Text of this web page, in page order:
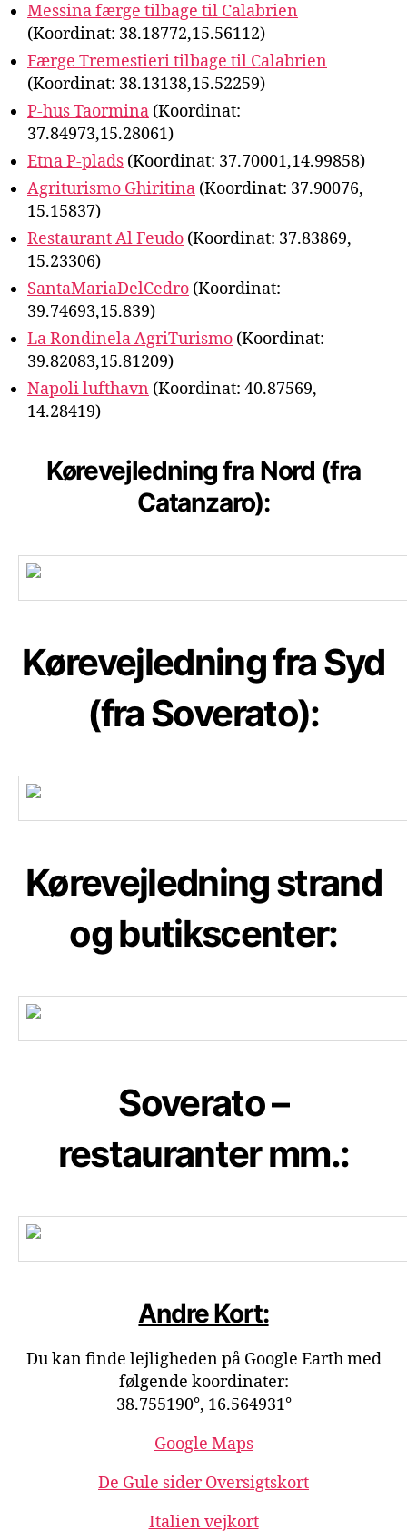
Messina færge tilbage til Calabrien
(Koordinat: 38.18772,15.56112)
Færge Tremestieri tilbage til Calabrien
(Koordinat: 38.13138,15.52259)
P-hus Taormina (Koordinat:
37.84973,15.28061)
Etna P-plads (Koordinat: 37.70001,14.99858)
Agriturismo Ghiritina (Koordinat: 37.90076,
15.15837)
Restaurant Al Feudo (Koordinat: 37.83869,
15.23306)
SantaMariaDelCedro (Koordinat:
39.74693,15.839)
La Rondinela AgriTurismo (Koordinat:
39.82083,15.81209)
Napoli lufthavn (Koordinat: 40.87569,
14.28419)
Kørevejledning fra Nord (fra
Catanzaro):
Kørevejledning fra Syd
(fra Soverato):
Kørevejledning strand
og butikscenter:
Soverato –
restauranter mm.:
Andre Kort:
Du kan finde lejligheden på Google Earth med
følgende koordinater:
38.755190°, 16.564931°
Google Maps
De Gule sider Oversigtskort
Italien vejkort